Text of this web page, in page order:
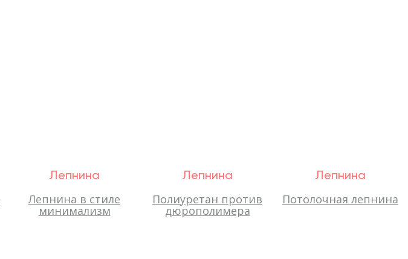
Лепнина
Лепнина в стиле
минимализм
Лепнина
Полиуретан против
дюрополимера
Лепнина
Потолочная лепнина